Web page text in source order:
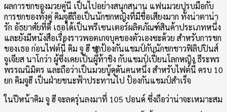
ผลการชกของมวยคู่นี เป็นไปอย่างสนุกสนาน แฟนมวยปรบมือกับ
การชกของทั้งคู่ คิมจูฮีถือเป็นนักชกหญิงที่มีชื่อเสียงมาก ทั้งน่าตาน่า
รัก อัธยาศัยที่ดี เธอได้เป็นพรีเซนเตอร์ผลิตภัณฑ์สินค้าประเภทหนึ่ง
และยังมีหนังสือเรื่องราวพอตเกจบุคของตัวเองซะด้วย สำหรับการชก
ของเธอ ก่อนไฟต์นี้ คิม จู ฮี ชกป้องกันแชมป์กับนักชกชาวฟิลิปปินส์
จูเจียส นาโกว่า ผู้ซึ่งเคยเป็นผูึ้้้ท้าชิง กับแชมป์เปี้ยนโลกหญิง ธีระพร
พรรณนิมิตร และถือว่าเป็นมวยบู้ดุดันคนหนึ่ง สำหรับไฟต์นี้ ครบ 10
ยก คิมจูฮี เป็นฝ่ายชนะฟ้าประทานไป ป้องกันแชมป์สำเร็จ
ในปีหน้าคิม จู ฮี จะลดรุ่นลงมาที่ 105 ปอนด์ ซึ่งถือว่าน่าจะเหมาะสม